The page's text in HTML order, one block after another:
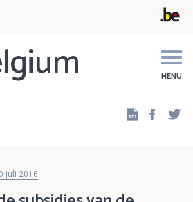
MENU
juli 2016